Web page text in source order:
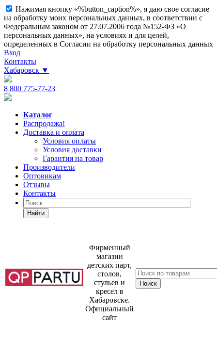
Нажимая кнопку «%button_caption%», я даю свое согласие
на обработку моих персональных данных, в соответствии с
Федеральным законом от 27.07.2006 года №152-ФЗ «О
персональных данных», на условиях и для целей,
определенных в Согласии на обработку персональных данных
Вход
Контакты
Хабаровск ▼
8 800 775-77-23
Каталог
Распродажа!
Доставка и оплата
Условия оплаты
Условия доставки
Гарантия на товар
Производители
Оптовикам
Отзывы
Контакты
Найти
Фирменный
магазин
детских парт,
столов,
стульев и
кресел в
Хабаровске.
Официальный
сайт